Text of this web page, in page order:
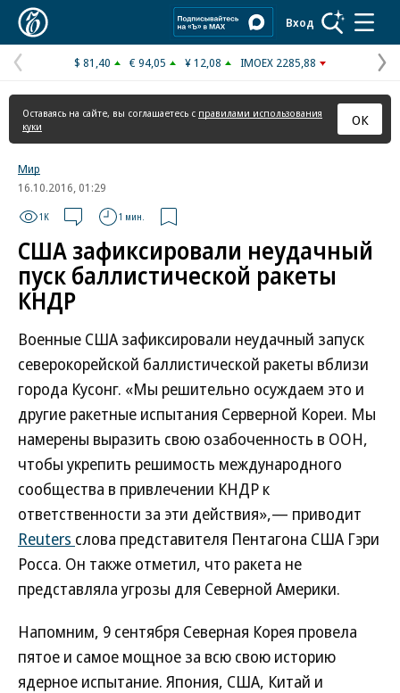
Вход
Предыдущая
страница
$ 81,40 € 94,05 ¥ 12,08 IMOEX 2285,88
Оставаясь на сайте, вы соглашаетесь с правилами использования
куки
ОК
Мир
16.10.2016, 01:29
1K 1 мин.
США зафиксировали неудачный
пуск баллистической ракеты
КНДР
Военные США зафиксировали неудачный запуск
северокорейской баллистической ракеты вблизи
города Кусонг. «Мы решительно осуждаем это и
другие ракетные испытания Серверной Кореи. Мы
намерены выразить свою озабоченность в ООН,
чтобы укрепить решимость международного
сообщества в привлечении КНДР к
ответственности за эти действия»,— приводит
Reuters слова представителя Пентагона США Гэри
Росса. Он также отметил, что ракета не
представляла угрозы для Северной Америки.
Напомним, 9 сентября Северная Корея провела
пятое и самое мощное за всю свою историю
ядерное испытание. Япония, США, Китай и